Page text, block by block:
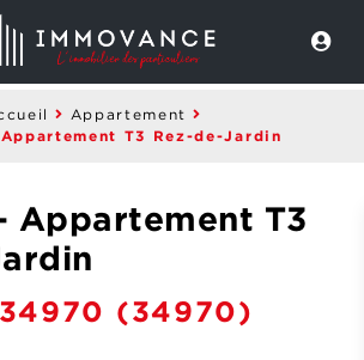
Appartement
Appartement T3 Rez-de-Jardin
Appartement T3
(34970)